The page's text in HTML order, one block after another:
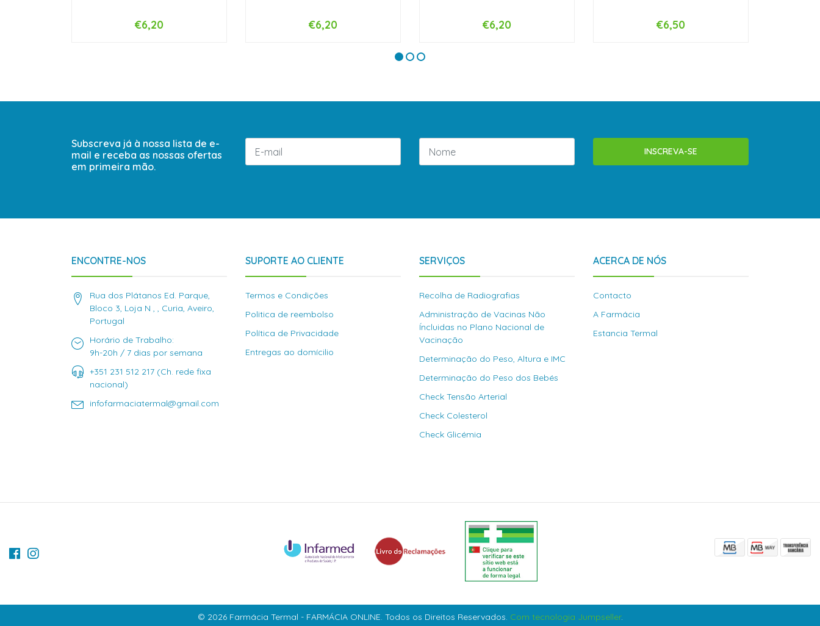
+
€6,20 +
€6,20 +
€6,20 +
€6,50
Subscreva já à nossa lista de e-
mail e receba as nossas ofertas
em primeira mão.
INSCREVA-SE
ENCONTRE-NOS
Rua dos Plátanos Ed. Parque,
Bloco 3, Loja N , , Curia, Aveiro,
Portugal
Horário de Trabalho:
9h-20h / 7 dias por semana
+351 231 512 217 (Ch. rede fixa
nacional)
infofarmaciatermal@gmail.com
SUPORTE AO CLIENTE
Termos e Condições
Politica de reembolso
Política de Privacidade
Entregas ao domícilio
SERVIÇOS
Recolha de Radiografias
Administração de Vacinas Não
Íncluidas no Plano Nacional de
Vacinação
Determinação do Peso, Altura e IMC
Determinação do Peso dos Bebés
Check Tensão Arterial
Check Colesterol
Check Glicémia
ACERCA DE NÓS
Contacto
A Farmácia
Estancia Termal
© 2026 Farmácia Termal - FARMÁCIA ONLINE. Todos os Direitos Reservados. Com tecnologia Jumpseller.